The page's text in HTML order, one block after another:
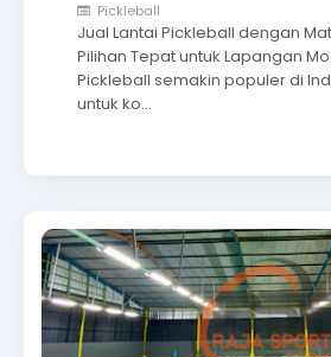
Pickleball
Jual Lantai Pickleball dengan
Pilihan Tepat untuk Lapangan
Pickleball semakin populer di
untuk ko…